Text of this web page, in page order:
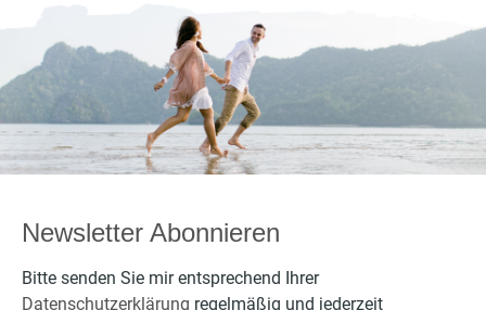
Baumwolle,
bestickt
personalisierbar
mit Namen
Newsletter Abonnieren
Bitte senden Sie mir entsprechend Ihrer
Datenschutzerklärung regelmäßig und jederzeit